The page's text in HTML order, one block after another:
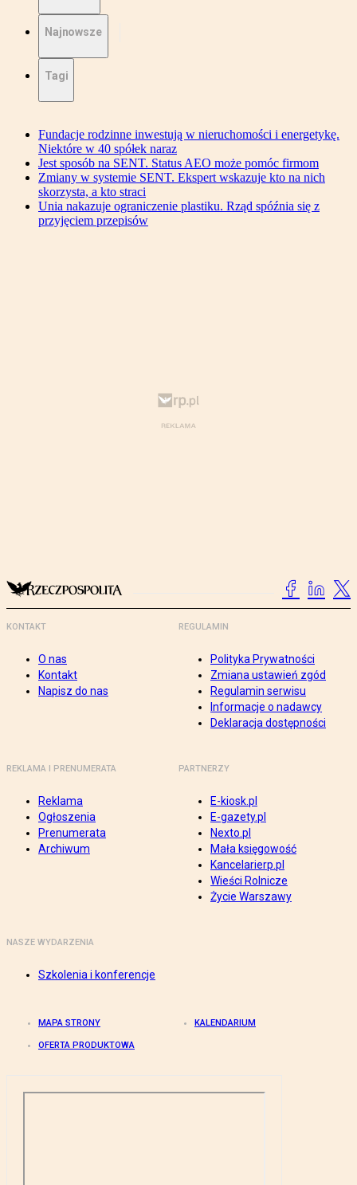
Najnowsze
Tagi
Fundacje rodzinne inwestują w nieruchomości i energetykę.
Niektóre w 40 spółek naraz
Jest sposób na SENT. Status AEO może pomóc firmom
Zmiany w systemie SENT. Ekspert wskazuje kto na nich
skorzysta, a kto straci
Unia nakazuje ograniczenie plastiku. Rząd spóźnia się z
przyjęciem przepisów
KONTAKT
O nas
Kontakt
Napisz do nas
REGULAMIN
Polityka Prywatności
Zmiana ustawień zgód
Regulamin serwisu
Informacje o nadawcy
Deklaracja dostępności
REKLAMA I PRENUMERATA
Reklama
Ogłoszenia
Prenumerata
Archiwum
PARTNERZY
E-kiosk.pl
E-gazety.pl
Nexto.pl
Mała księgowość
Kancelarierp.pl
Wieści Rolnicze
Życie Warszawy
NASZE WYDARZENIA
Szkolenia i konferencje
MAPA STRONY KALENDARIUM
OFERTA PRODUKTOWA